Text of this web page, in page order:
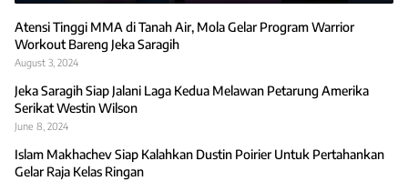
Atensi Tinggi MMA di Tanah Air, Mola Gelar Program Warrior
Workout Bareng Jeka Saragih
August 3, 2024
Jeka Saragih Siap Jalani Laga Kedua Melawan Petarung Amerika
Serikat Westin Wilson
June 8, 2024
Islam Makhachev Siap Kalahkan Dustin Poirier Untuk Pertahankan
Gelar Raja Kelas Ringan